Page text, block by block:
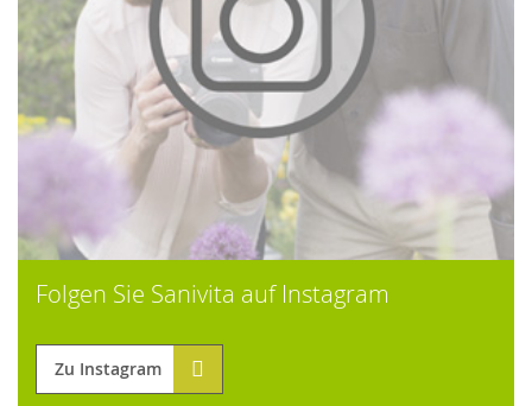
Folgen Sie Sanivita auf Instagram
Zu Instagram